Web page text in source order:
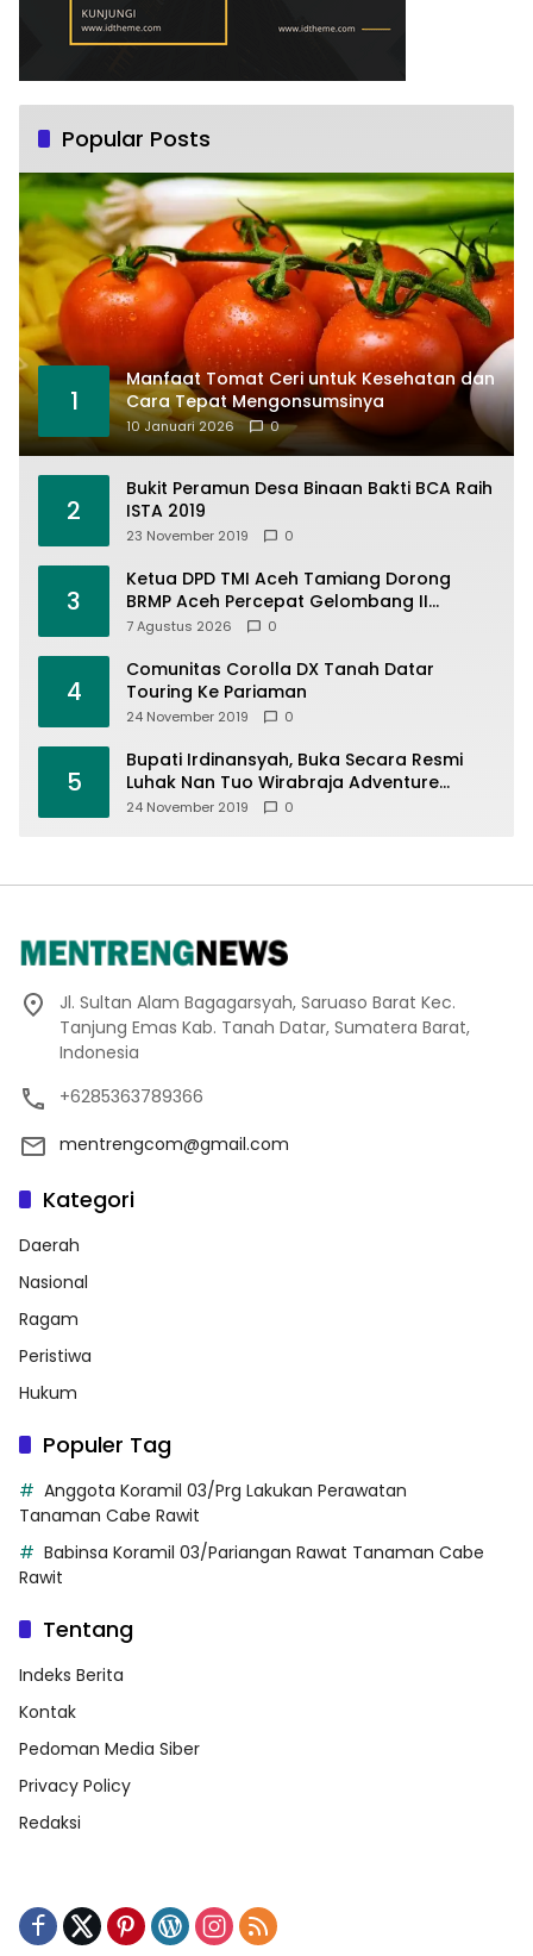
Popular Posts
1
Manfaat Tomat Ceri untuk Kesehatan dan
Cara Tepat Mengonsumsinya
10 Januari 2026 0
2
Bukit Peramun Desa Binaan Bakti BCA Raih
ISTA 2019
23 November 2019 0
3
Ketua DPD TMI Aceh Tamiang Dorong
BRMP Aceh Percepat Gelombang II
Eksekusi Program Pascabencana untuk
7 Agustus 2026 0
4
Comunitas Corolla DX Tanah Datar
Touring Ke Pariaman
24 November 2019 0
5
Bupati Irdinansyah, Buka Secara Resmi
Luhak Nan Tuo Wirabraja Adventure
Offroad 2019
24 November 2019 0
Jl. Sultan Alam Bagagarsyah, Saruaso Barat Kec.
Tanjung Emas Kab. Tanah Datar, Sumatera Barat,
Indonesia
+6285363789366
mentrengcom@gmail.com
Kategori
Daerah
Nasional
Ragam
Peristiwa
Hukum
Populer Tag
Anggota Koramil 03/Prg Lakukan Perawatan
Tanaman Cabe Rawit
Babinsa Koramil 03/Pariangan Rawat Tanaman Cabe
Rawit
Tentang
Indeks Berita
Kontak
Pedoman Media Siber
Privacy Policy
Redaksi